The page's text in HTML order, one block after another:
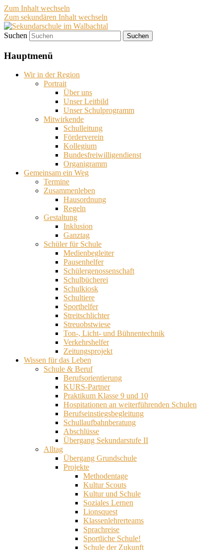
Zum Inhalt wechseln
Zum sekundären Inhalt wechseln
Sekundarschule im Walbachtal
Suchen
Hauptmenü
Wir in der Region
Portrait
Über uns
Unser Leitbild
Unser Schulprogramm
Mitwirkende
Schulleitung
Förderverein
Kollegium
Bundesfreiwilligendienst
Organigramm
Gemeinsam ein Weg
Termine
Zusammenleben
Hausordnung
Regeln
Gestaltung
Inklusion
Ganztag
Schüler für Schule
Medienbegleiter
Pausenhelfer
Schülergenossenschaft
Schulbücherei
Schulkiosk
Schultiere
Sporthelfer
Streitschlichter
Streuobstwiese
Ton-, Licht- und Bühnentechnik
Verkehrshelfer
Zeitungsprojekt
Wissen für das Leben
Schule & Beruf
Berufsorientierung
KURS-Partner
Praktikum Klasse 9 und 10
Hospitationen an weiterführenden Schulen
Berufseinstiegsbegleitung
Schullaufbahnberatung
Abschlüsse
Übergang Sekundarstufe II
Alltag
Übergang Grundschule
Projekte
Methodentage
Kultur Scouts
Kultur und Schule
Soziales Lernen
Lionsquest
Klassenlehrerteams
Sprachreise
Sportliche Schule!
Schule der Zukunft